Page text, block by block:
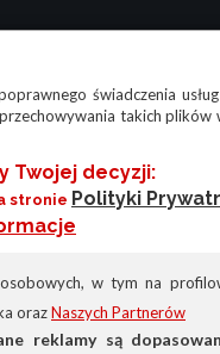
świadczenia
takich plików
Twojej decyzji:
stronie Polityki
w tym na
orazNaszych Partnerów
reklamy są